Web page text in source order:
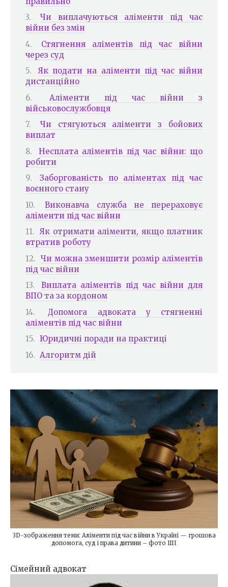
Чи виплачуються аліменти під час
війни без змін
Стягнення аліментів під час війни
через суд
Як подати на аліменти під час війни
дистанційно
Аліменти під час війни з
військовослужбовця
Чи стягуються аліменти з бойових
виплат
Несплата аліментів під час війни: що
робити
Заборгованість по аліментах під час
воєнного стану
Виконавча служба не перераховує
аліменти під час війни
Як отримати аліменти, якщо платник
втратив роботу
Чи можна зменшити розмір аліментів
під час війни
Виплата аліментів під час війни для
ВПО та за кордоном
Допомога адвоката у стягненні
аліментів під час війни
Юридичні поради на практиці
Алгоритм дій
3D-зображення теми: Аліменти під час війни в Україні — грошова
допомога, суд і права дитини – фото ШІ
Сімейний адвокат